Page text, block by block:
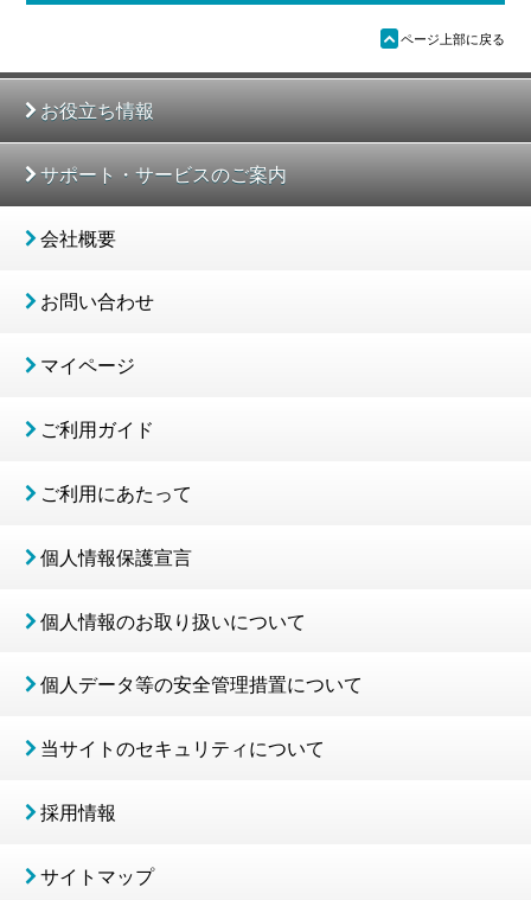
ü ページ上部に戻る
お役立ち情報
サポート・サービスのご案内
会社概要
お問い合わせ
マイページ
ご利用ガイド
ご利用にあたって
個人情報保護宣言
個人情報のお取り扱いについて
個人データ等の安全管理措置について
当サイトのセキュリティについて
採用情報
サイトマップ